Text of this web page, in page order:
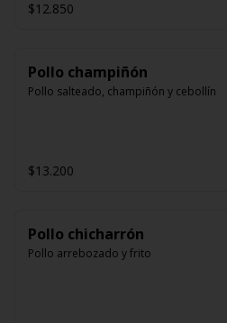
$12.850
Pollo champiñón
Pollo salteado, champiñón y cebollín
$13.200
Pollo chicharrón
Pollo arrebozado y frito